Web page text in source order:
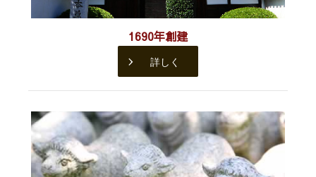
1690年創建
詳しく